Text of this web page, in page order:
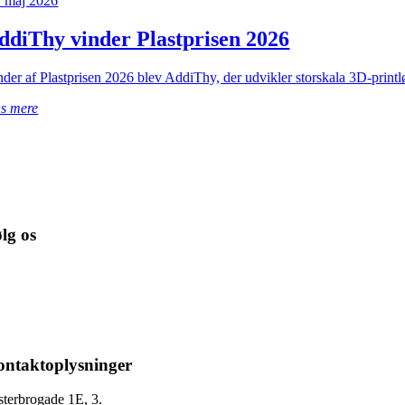
vinder Plastprisen 2026
af Plastprisen 2026 blev AddiThy, der udvikler storskala 3D-
mere
os
1E, 3.